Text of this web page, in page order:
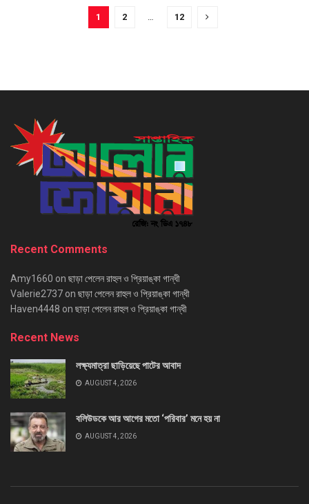
1 2 12
Recent Comments
Amy1660 on ছাড়া পেলেন রাহুল ও প্রিয়াঙ্কা গান্ধী
Valerie2737 on ছাড়া পেলেন রাহুল ও প্রিয়াঙ্কা গান্ধী
Haven4448 on ছাড়া পেলেন রাহুল ও প্রিয়াঙ্কা গান্ধী
Recent News
লক্ষ্যমাত্রা ছাড়িয়েছে পাটের আবাদ
AUGUST 4, 2026
বলিউডকে আর আগের মতো ‘পরিবার’ মনে হয় না
AUGUST 4, 2026